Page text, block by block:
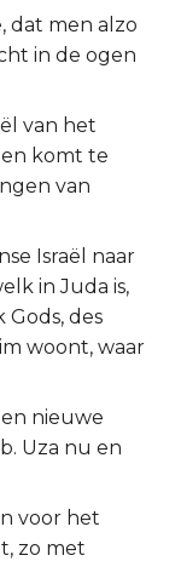
dat men alzo
in de ogen
van het
komt te
van
Israël naar
in Juda is,
des
woont, waar
nieuwe
Uza nu en
voor het
zo met